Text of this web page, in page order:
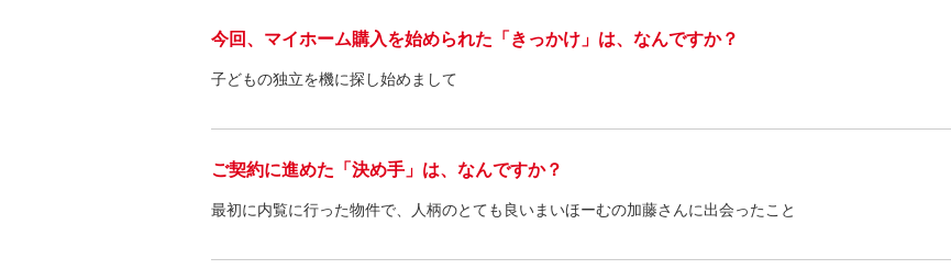
今回、マイホーム購入を始められた「きっかけ」は、なんですか？
子どもの独立を機に探し始めまして
ご契約に進めた「決め手」は、なんですか？
最初に内覧に行った物件で、人柄のとても良いまいほーむの加藤さんに出会ったこと